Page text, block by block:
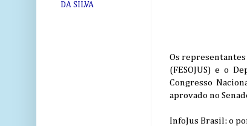
Os representantes
(FESOJUS) e o
Congresso
aprovado no
InfoJus Brasil: o
DA SILVA